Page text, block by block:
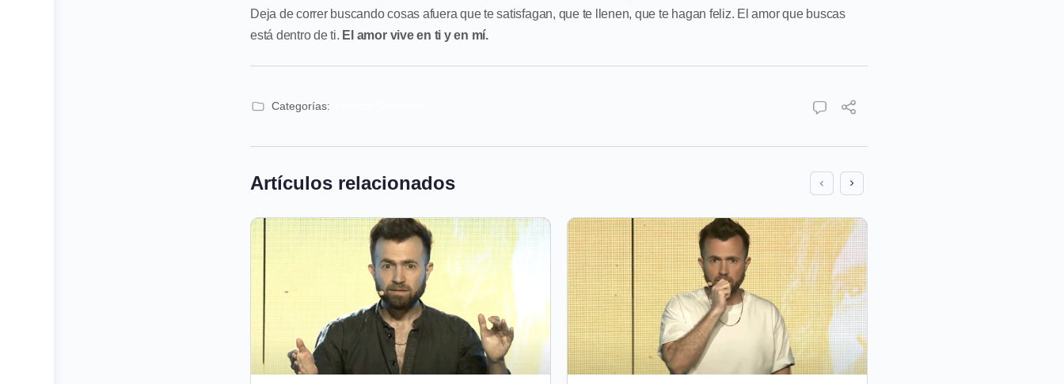
Deja de correr buscando cosas afuera que te satisfagan, que te llenen, que te hagan feliz. El amor que buscas
está dentro de ti. El amor vive en ti y en mí.
Categorías:
Artículos relacionados